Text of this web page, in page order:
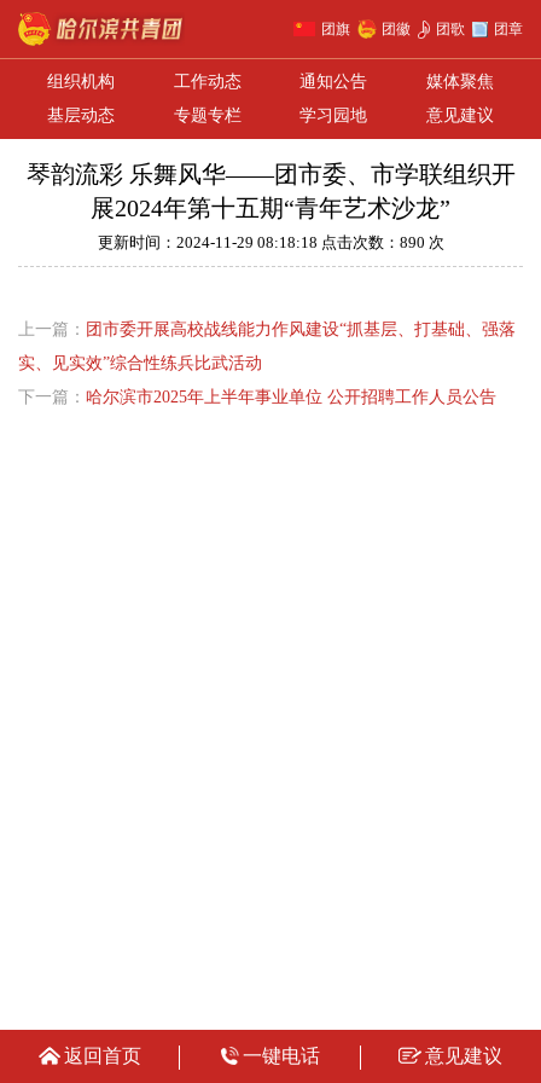
团旗 团徽 团歌 团章
组织机构 工作动态 通知公告
媒体聚焦
基层动态
专题专栏 学习园地 意见建议
琴韵流彩 乐舞风华——团市委、市学联组织开
展2024年第十五期“青年艺术沙龙”
更新时间：2024-11-29 08:18:18 点击次数：890 次
上一篇： 团市委开展高校战线能力作风建设“抓基层、打基础、强落
实、见实效”综合性练兵比武活动
下一篇： 哈尔滨市2025年上半年事业单位 公开招聘工作人员公告
返回首页 一键电话 意见建议